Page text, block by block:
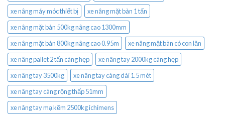
xe nâng máy móc thiết bị
xe nâng mặt bàn 1 tấn
xe nâng mặt bàn 500kg nâng cao 1300mm
xe nâng mặt bàn 800kg nâng cao 0.95m
xe nâng mặt bàn có con lăn
xe nâng pallet 2 tấn càng hẹp
xe nâng tay 2000kg càng hẹp
xe nâng tay 3500kg
xe nâng tay càng dài 1.5 mét
xe nâng tay càng rộng thấp 51mm
xe nâng tay mạ kẽm 2500kg ichimens